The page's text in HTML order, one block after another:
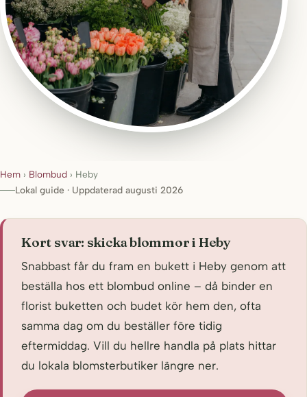
Hem › Blombud › Heby
Lokal guide · Uppdaterad augusti 2026
Kort svar: skicka blommor i Heby
Snabbast får du fram en bukett i Heby genom att
beställa hos ett blombud online – då binder en
florist buketten och budet kör hem den, ofta
samma dag om du beställer före tidig
eftermiddag. Vill du hellre handla på plats hittar
du lokala blomsterbutiker längre ner.